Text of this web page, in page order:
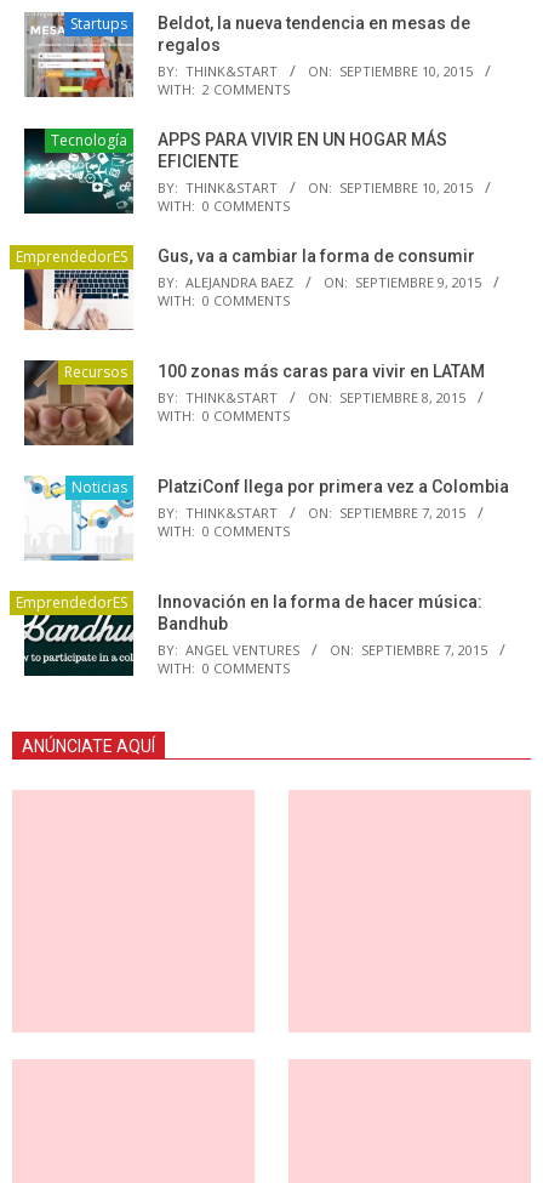
Startups
Beldot, la nueva tendencia en mesas de
regalos
BY: THINK&START ON: SEPTIEMBRE 10, 2015
WITH: 2 COMMENTS
Tecnología
APPS PARA VIVIR EN UN HOGAR MÁS
EFICIENTE
BY: THINK&START ON: SEPTIEMBRE 10, 2015
WITH: 0 COMMENTS
EmprendedorES Gus, va a cambiar la forma de consumir
BY: ALEJANDRA BAEZ ON: SEPTIEMBRE 9, 2015
WITH: 0 COMMENTS
Recursos 100 zonas más caras para vivir en LATAM
BY: THINK&START ON: SEPTIEMBRE 8, 2015
WITH: 0 COMMENTS
Noticias PlatziConf llega por primera vez a Colombia
BY: THINK&START ON: SEPTIEMBRE 7, 2015
WITH: 0 COMMENTS
EmprendedorES
Innovación en la forma de hacer música:
Bandhub
BY: ANGEL VENTURES ON: SEPTIEMBRE 7, 2015
WITH: 0 COMMENTS
ANÚNCIATE AQUÍ